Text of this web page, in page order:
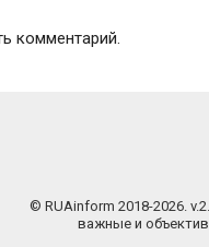
комментарий.
© RUAinform 2018-2026.
важные и